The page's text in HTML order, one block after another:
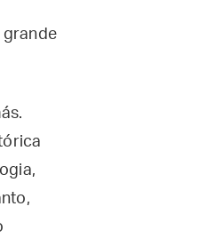
grande